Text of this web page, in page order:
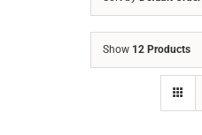
Show 12 Products